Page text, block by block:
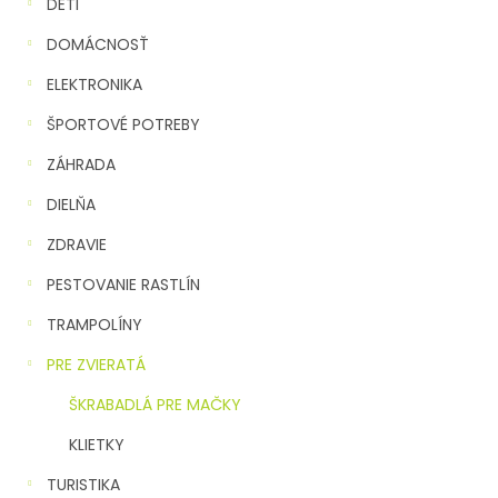
l
DETI
DOMÁCNOSŤ
ELEKTRONIKA
ŠPORTOVÉ POTREBY
ZÁHRADA
DIELŇA
ZDRAVIE
PESTOVANIE RASTLÍN
TRAMPOLÍNY
PRE ZVIERATÁ
ŠKRABADLÁ PRE MAČKY
KLIETKY
TURISTIKA